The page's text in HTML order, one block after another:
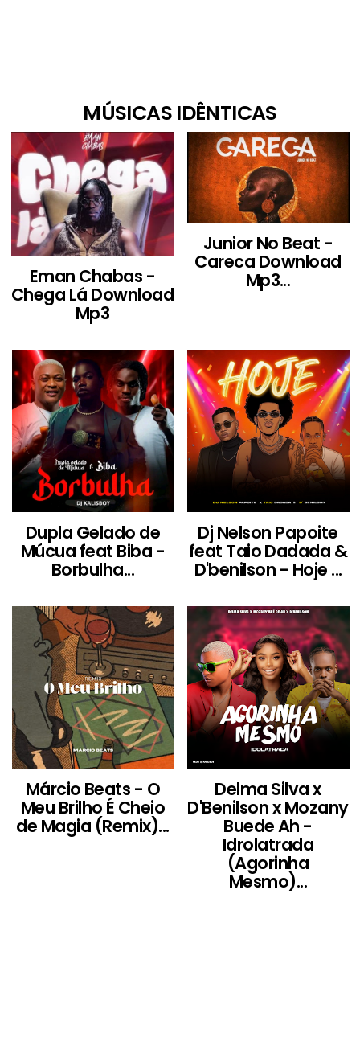
MÚSICAS IDÊNTICAS
Eman Chabas -
Chega Lá Download
Mp3
Junior No Beat -
Careca Download
Mp3...
Dupla Gelado de
Múcua feat Biba -
Borbulha...
Dj Nelson Papoite
feat Taio Dadada &
D'benilson - Hoje ...
Márcio Beats - O
Meu Brilho É Cheio
de Magia (Remix)...
Delma Silva x
D'Benilson x Mozany
Buede Ah -
Idrolatrada
(Agorinha
Mesmo)...